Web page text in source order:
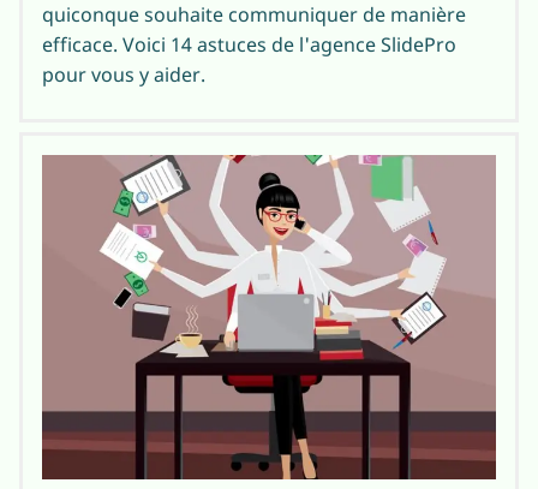
quiconque souhaite communiquer de manière
efficace. Voici 14 astuces de l'agence SlidePro
pour vous y aider.